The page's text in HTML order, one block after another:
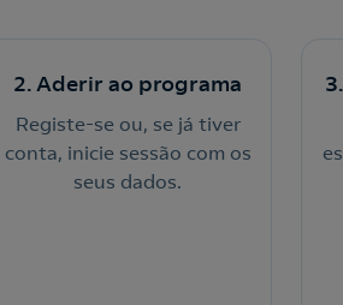
2. Aderir ao programa
Registe-se ou, se já tiver
conta, inicie sessão com os
seus dados.